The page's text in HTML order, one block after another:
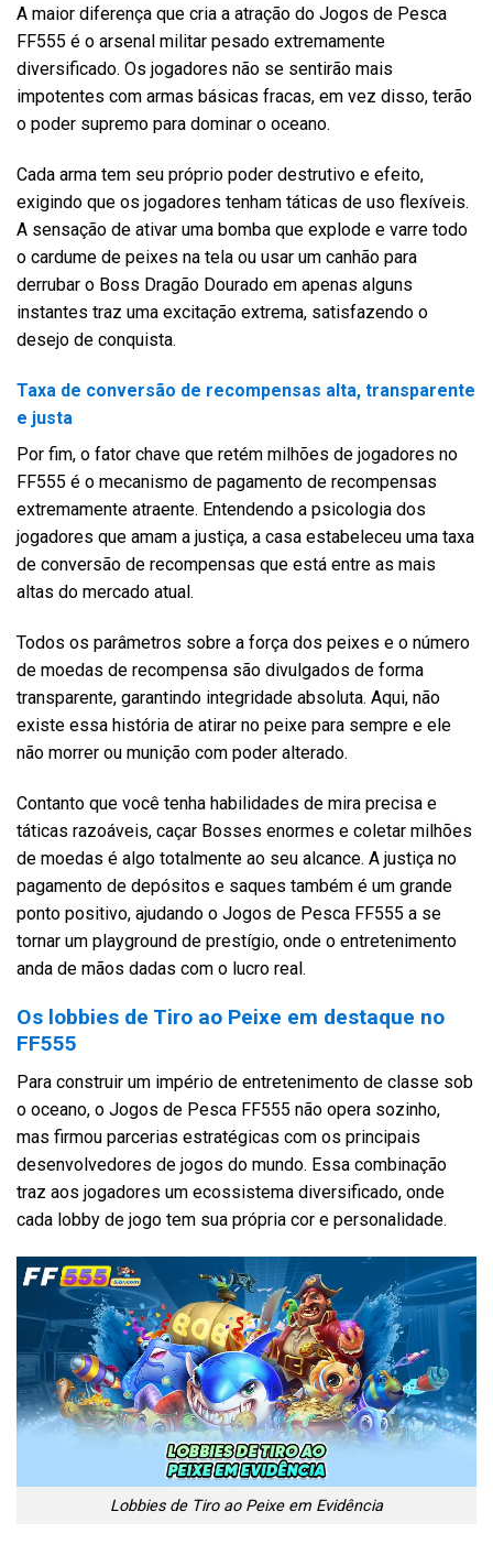
A maior diferença que cria a atração do Jogos de Pesca
FF555 é o arsenal militar pesado extremamente
diversificado. Os jogadores não se sentirão mais
impotentes com armas básicas fracas, em vez disso, terão
o poder supremo para dominar o oceano.
Cada arma tem seu próprio poder destrutivo e efeito,
exigindo que os jogadores tenham táticas de uso flexíveis.
A sensação de ativar uma bomba que explode e varre todo
o cardume de peixes na tela ou usar um canhão para
derrubar o Boss Dragão Dourado em apenas alguns
instantes traz uma excitação extrema, satisfazendo o
desejo de conquista.
Taxa de conversão de recompensas alta, transparente
e justa
Por fim, o fator chave que retém milhões de jogadores no
FF555 é o mecanismo de pagamento de recompensas
extremamente atraente. Entendendo a psicologia dos
jogadores que amam a justiça, a casa estabeleceu uma taxa
de conversão de recompensas que está entre as mais
altas do mercado atual.
Todos os parâmetros sobre a força dos peixes e o número
de moedas de recompensa são divulgados de forma
transparente, garantindo integridade absoluta. Aqui, não
existe essa história de atirar no peixe para sempre e ele
não morrer ou munição com poder alterado.
Contanto que você tenha habilidades de mira precisa e
táticas razoáveis, caçar Bosses enormes e coletar milhões
de moedas é algo totalmente ao seu alcance. A justiça no
pagamento de depósitos e saques também é um grande
ponto positivo, ajudando o Jogos de Pesca FF555 a se
tornar um playground de prestígio, onde o entretenimento
anda de mãos dadas com o lucro real.
Os lobbies de Tiro ao Peixe em destaque no
FF555
Para construir um império de entretenimento de classe sob
o oceano, o Jogos de Pesca FF555 não opera sozinho,
mas firmou parcerias estratégicas com os principais
desenvolvedores de jogos do mundo. Essa combinação
traz aos jogadores um ecossistema diversificado, onde
cada lobby de jogo tem sua própria cor e personalidade.
Lobbies de Tiro ao Peixe em Evidência